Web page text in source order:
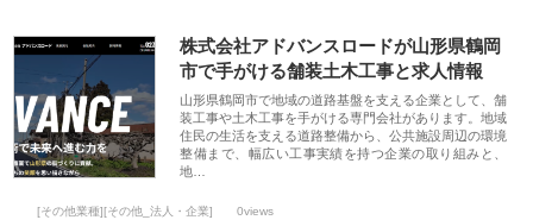
株式会社アドバンスロードが山形県鶴岡
市で手がける舗装土木工事と求人情報
山形県鶴岡市で地域の道路基盤を支える企業として、舗
装工事や土木工事を手がける専門会社があります。地域
住民の生活を支える道路整備から、公共施設周辺の環境
整備まで、幅広い工事実績を持つ企業の取り組みと、
地…
[その他業種][その他_法人・企業] 0views